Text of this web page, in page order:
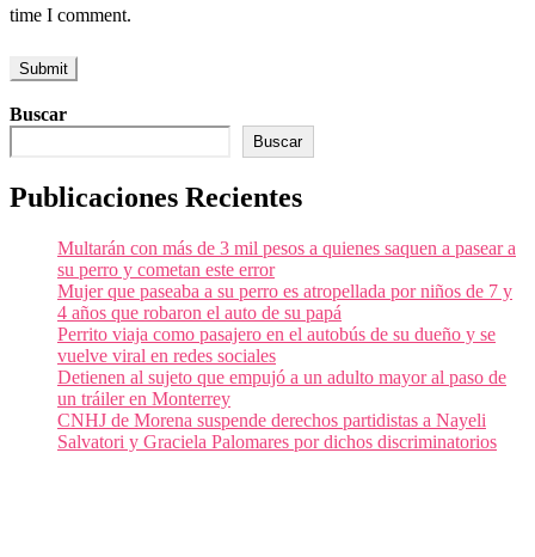
time I comment.
Buscar
Buscar
Publicaciones Recientes
Multarán con más de 3 mil pesos a quienes saquen a pasear a
su perro y cometan este error
Mujer que paseaba a su perro es atropellada por niños de 7 y
4 años que robaron el auto de su papá
Perrito viaja como pasajero en el autobús de su dueño y se
vuelve viral en redes sociales
Detienen al sujeto que empujó a un adulto mayor al paso de
un tráiler en Monterrey
CNHJ de Morena suspende derechos partidistas a Nayeli
Salvatori y Graciela Palomares por dichos discriminatorios